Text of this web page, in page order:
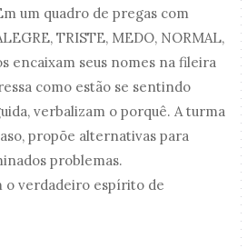
um quadro de pregas com
TRISTE, MEDO, NORMAL,
encaixam seus nomes na fileira
como estão se sentindo
verbalizam o porquê. A turma
propõe alternativas para
problemas.
o verdadeiro espírito de